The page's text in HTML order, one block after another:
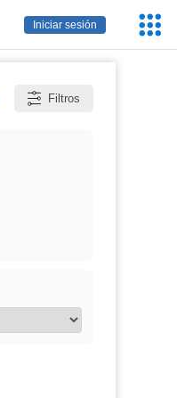
Iniciar sesión
Filtros